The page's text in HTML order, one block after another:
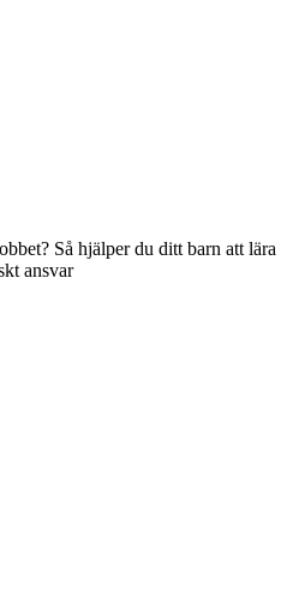
Så hjälper du ditt barn att lära
ansvar